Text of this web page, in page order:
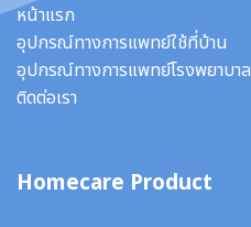
หน้าแรก
อุปกรณ์ทางการแพทย์ใช้ที่บ้าน
อุปกรณ์ทางการแพทย์โรงพยาบาล
ติดต่อเรา
Homecare Product